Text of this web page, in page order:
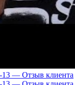
13 — Отзыв клиента